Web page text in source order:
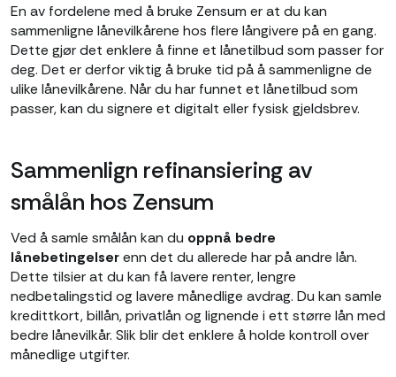
En av fordelene med å bruke Zensum er at du kan
sammenligne lånevilkårene hos flere långivere på en gang.
Dette gjør det enklere å finne et lånetilbud som passer for
deg. Det er derfor viktig å bruke tid på å sammenligne de
ulike lånevilkårene. Når du har funnet et lånetilbud som
passer, kan du signere et digitalt eller fysisk gjeldsbrev.
Sammenlign refinansiering av
smålån hos Zensum
Ved å samle smålån kan du oppnå bedre
lånebetingelserenn det du allerede har på andre lån.
Dette tilsier at du kan få lavere renter, lengre
nedbetalingstid og lavere månedlige avdrag. Du kan samle
kredittkort, billån, privatlån og lignende i ett større lån med
bedre lånevilkår. Slik blir det enklere å holde kontroll over
månedlige utgifter.